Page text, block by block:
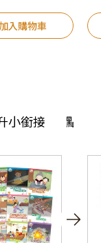
加入購物車
小銜接 點讀